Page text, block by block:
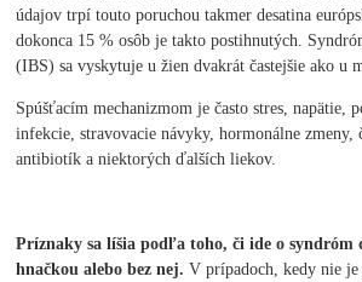
údajov trpí touto poruchou takmer desatina
dokonca 15 % osôb je takto postihnutých.
(IBS) sa vyskytuje u žien dvakrát častejšie ako u
Spúšťacím mechanizmom je často stres, napätie,
infekcie, stravovacie návyky, hormonálne zmeny,
antibiotík a niektorých ďalších liekov.
Príznaky sa líšia podľa toho, či ide o syndróm
hnačkou alebo bez nej. V prípadoch, kedy nie